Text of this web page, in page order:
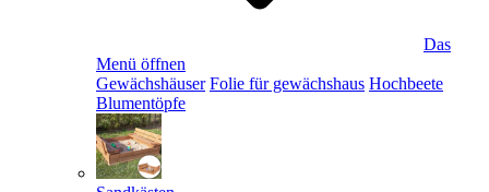
Das
Menü öffnen
Gewächshäuser Folie für gewächshaus Hochbeete
Blumentöpfe